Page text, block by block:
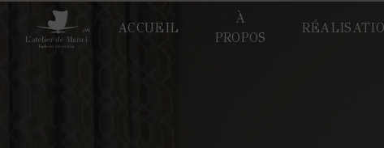
ACCUEIL
À
PROPOS
Panneau de gestion des cookies